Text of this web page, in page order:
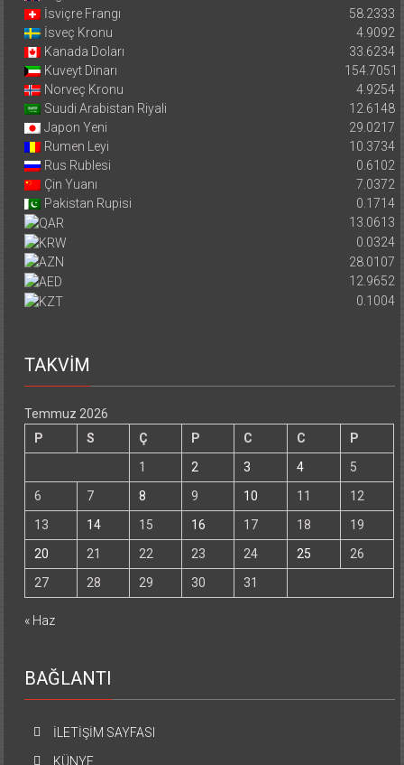
İsviçre Frangı
58.2333
İsveç Kronu
4.9092
Kanada Doları
33.6234
Kuveyt Dinarı
154.7051
Norveç Kronu
4.9254
Suudi Arabistan Riyali
12.6148
Japon Yeni
29.0217
Rumen Leyi
10.3734
Rus Rublesi
0.6102
Çin Yuanı
7.0372
Pakistan Rupisi
0.1714
13.0613
0.0324
28.0107
12.9652
0.1004
TAKVİM
Temmuz 2026
P
S Ç P C C
P
1
2 3 4
5
6
7 8 9 10 11
12
13
14 15 16 17 18
19
20
21 22 23 24 25
26
27
28 29 30 31
« Haz
BAĞLANTI
İLETİŞİM SAYFASI
KÜNYE